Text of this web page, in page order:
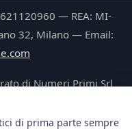
— REA: MI-
32, Milano — Email:
di Numeri Primi Srl
sito ritraggono tecnici
di prima parte sempre